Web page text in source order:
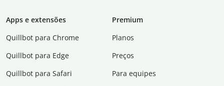
Apps e extensões
Quillbot para Chrome
Quillbot para Edge
Quillbot para Safari
Premium
Planos
Preços
Para equipes